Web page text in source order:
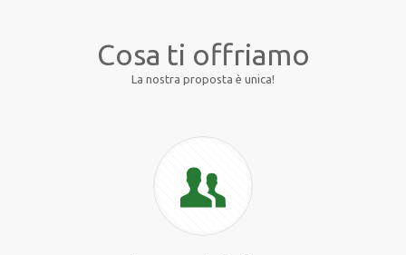
Cosa ti offriamo
La nostra proposta è unica!